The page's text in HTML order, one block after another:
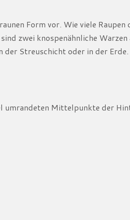
Form vor. Wie viele
zwei knospenähnliche
der Streuschicht oder in der Erde.
Mittelpunkte der